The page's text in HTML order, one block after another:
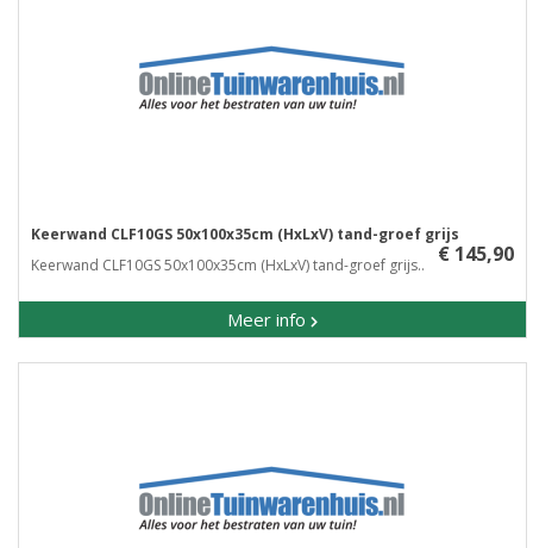
Keerwand CLF10GS 50x100x35cm (HxLxV) tand-groef grijs
Keerwand CLF10GS 50x100x35cm (HxLxV) tand-groef grijs..
Meer info
€ 145,90